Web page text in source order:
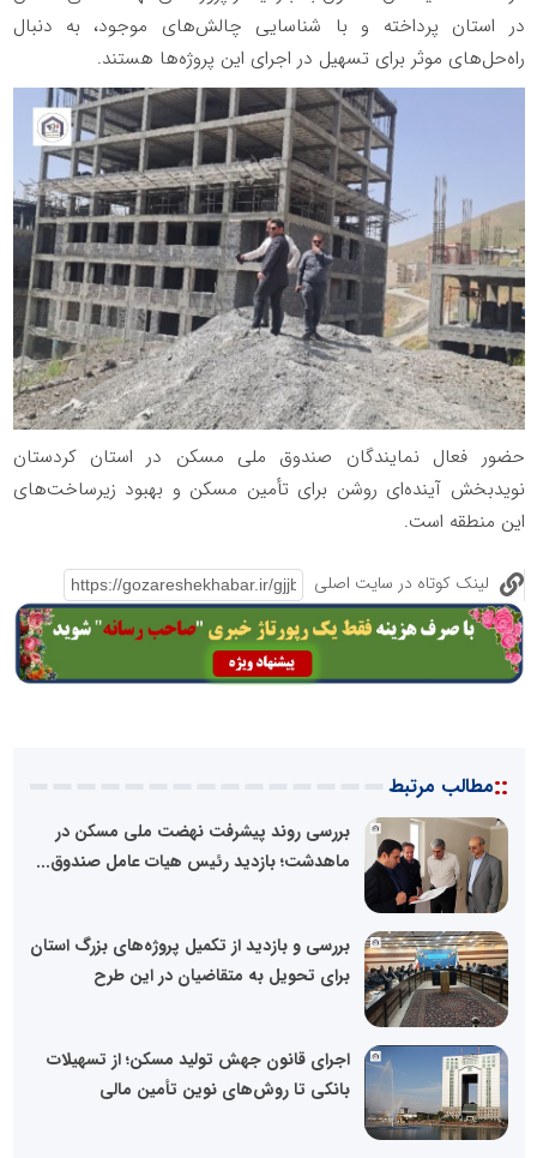
در استان پرداخته و با شناسایی چالش‌های موجود، به دنبال
راه‌حل‌های موثر برای تسهیل در اجرای این پروژه‌ها هستند.
حضور فعال نمایندگان صندوق ملی مسکن در استان کردستان
نویدبخش آینده‌ای روشن برای تأمین مسکن و بهبود زیرساخت‌های
این منطقه است.
لینک کوتاه در سایت اصلی
::مطالب مرتبط
بررسی روند پیشرفت‌ نهضت ملی مسکن در
ماهدشت؛ بازدید رئیس هیات عامل صندوق...
بررسی و بازدید از تکمیل پروژه‌های بزرگ استان
برای تحویل به متقاضیان در این طرح
اجرای قانون جهش تولید مسکن؛ از تسهیلات
بانکی تا روش‌های نوین تأمین مالی